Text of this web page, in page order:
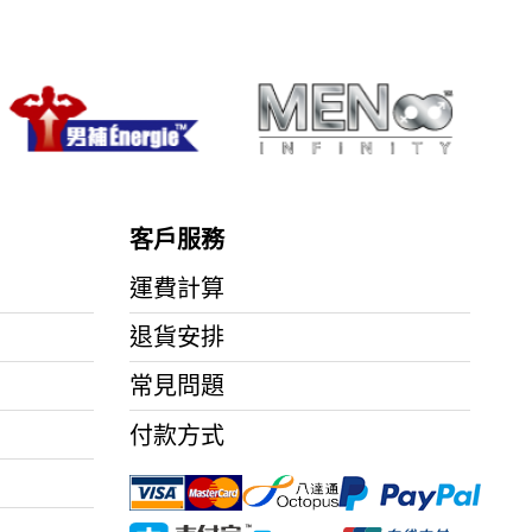
客戶服務
運費計算
退貨安排
常見問題
付款方式